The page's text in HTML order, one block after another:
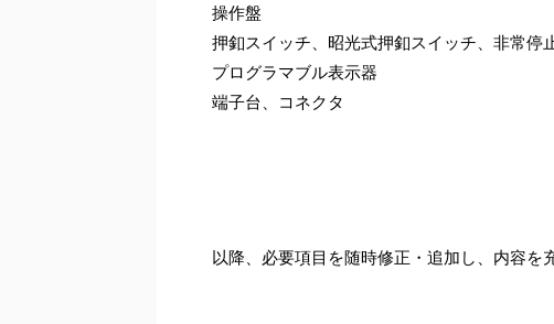
操作盤
押釦スイッチ、昭光式押釦スイッチ、非常停
プログラマブル表示器
端子台、コネクタ
以降、必要項目を随時修正・追加し、内容を